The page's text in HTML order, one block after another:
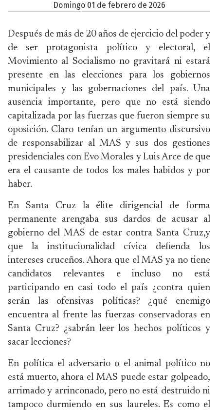
domingo 01 de febrero de 2026
Después de más de 20 años de ejercicio del poder y
de ser protagonista político y electoral, el
Movimiento al Socialismo no gravitará ni estará
presente en las elecciones para los gobiernos
municipales y las gobernaciones del país. Una
ausencia importante, pero que no está siendo
capitalizada por las fuerzas que fueron siempre su
oposición. Claro tenían un argumento discursivo
de responsabilizar al MAS y sus dos gestiones
presidenciales con Evo Morales y Luis Arce de que
era el causante de todos los males habidos y por
haber.
En Santa Cruz la élite dirigencial de forma
permanente arengaba sus dardos de acusar al
gobierno del MAS de estar contra Santa Cruz,y
que la institucionalidad cívica defienda los
intereses cruceños. Ahora que el MAS ya no tiene
candidatos relevantes e incluso no está
participando en casi todo el país ¿contra quien
serán las ofensivas políticas? ¿qué enemigo
encuentra al frente las fuerzas conservadoras en
Santa Cruz? ¿sabrán leer los hechos políticos y
sacar lecciones?
En política el adversario o el animal político no
está muerto, ahora el MAS puede estar golpeado,
arrimado y arrinconado, pero no está destruido ni
tampoco durmiendo en sus laureles. Es como el